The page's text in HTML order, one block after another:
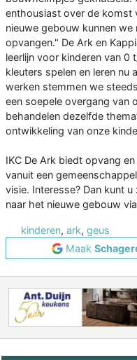
enthousiast over de komst
nieuwe gebouw kunnen
opvangen." De Ark en
leerlijn voor kinderen van 0
kleuters spelen en leren nu
werken stemmen we
een soepele overgang van
behandelen dezelfde
ontwikkeling van onze
IKC De Ark biedt opvang
vanuit een
visie. Interesse? Dan kunt
naar het nieuwe gebouw via
kinderen, ark, geus
Maak